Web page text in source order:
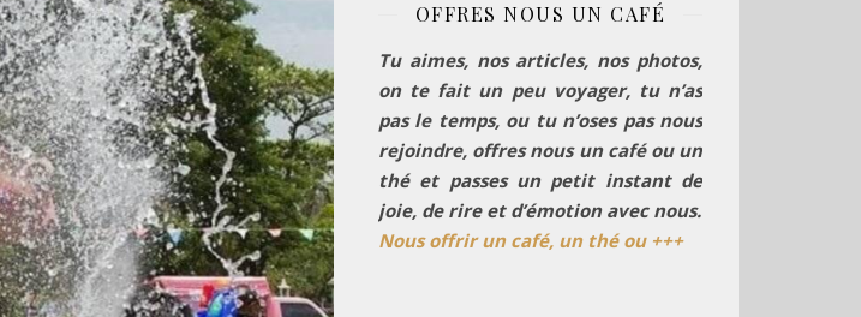
OFFRES NOUS UN CAFÉ
Tu aimes, nos articles, nos photos,
on te fait un peu voyager, tu n’as
pas le temps, ou tu n’oses pas nous
rejoindre, offres nous un café ou un
thé et passes un petit instant de
joie, de rire et d’émotion avec nous.
Nous offrir un café, un thé ou +++